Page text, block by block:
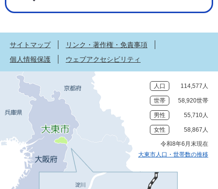
サイトマップ
リンク・著作権・免責事項
個人情報保護
ウェブアクセシビリティ
人口 114,577人
世帯 58,920世帯
男性 55,710人
女性 58,867人
令和8年6月末現在
大東市人口・世帯数の推移